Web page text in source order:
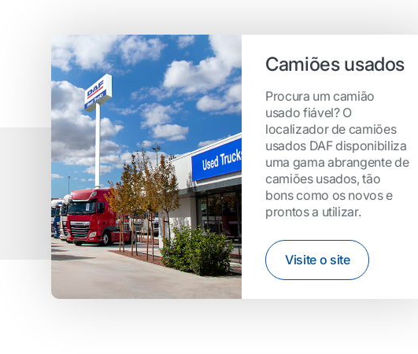
Camiões usados
Procura um camião
usado fiável? O
localizador de camiões
usados DAF disponibiliza
uma gama abrangente de
camiões usados, tão
bons como os novos e
prontos a utilizar.
Visite o site